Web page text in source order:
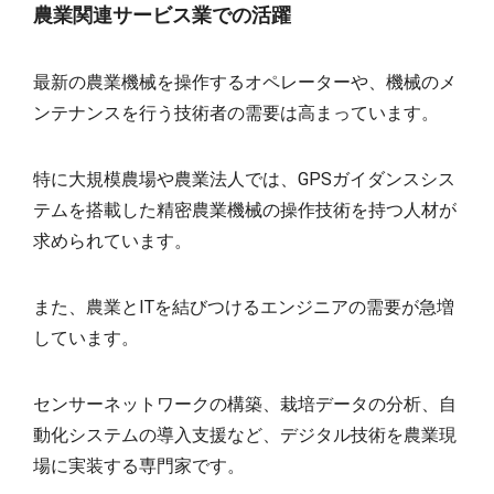
農業関連サービス業での活躍
最新の農業機械を操作するオペレーターや、機械のメ
ンテナンスを行う技術者の需要は高まっています。
特に大規模農場や農業法人では、GPSガイダンスシス
テムを搭載した精密農業機械の操作技術を持つ人材が
求められています。
また、農業とITを結びつけるエンジニアの需要が急増
しています。
センサーネットワークの構築、栽培データの分析、自
動化システムの導入支援など、デジタル技術を農業現
場に実装する専門家です。